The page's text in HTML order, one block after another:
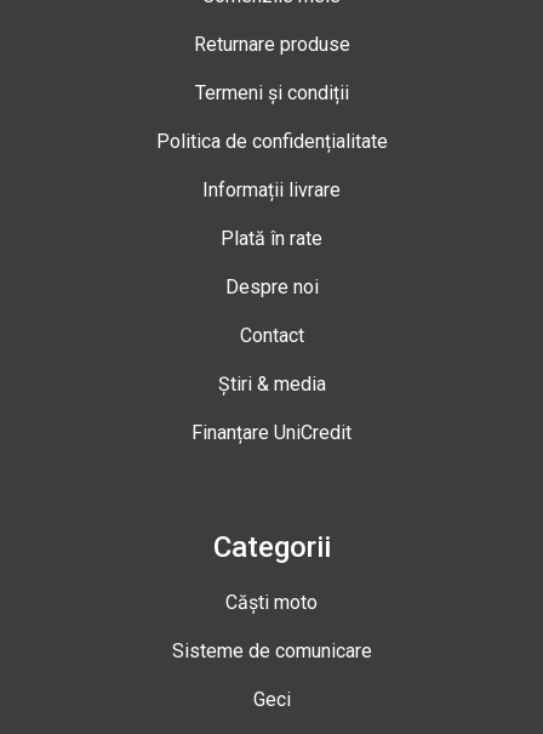
Returnare produse
Termeni și condiții
Politica de confidențialitate
Informații livrare
Plată în rate
Despre noi
Contact
Știri & media
Finanțare UniCredit
Categorii
Căști moto
Sisteme de comunicare
Geci